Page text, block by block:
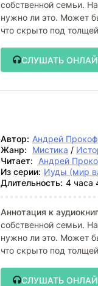
собственной семьи.
нужно ли это. Может
что скрыто под
СЛУШАТЬ
Автор: Андрей
Жанр:
Мистика /
Читает:
Андрей
Из серии: Иуды (мир
Длительность: 4 часа
Аннотация к
собственной семьи.
нужно ли это. Может
что скрыто под
СЛУШАТЬ